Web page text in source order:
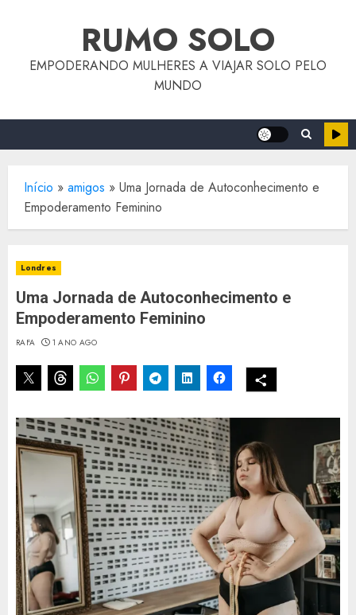
RUMO SOLO
EMPODERANDO MULHERES A VIAJAR SOLO PELO
MUNDO
Início » amigos » Uma Jornada de Autoconhecimento e
Empoderamento Feminino
Londres
Uma Jornada de Autoconhecimento e
Empoderamento Feminino
RAFA 1 ANO AGO